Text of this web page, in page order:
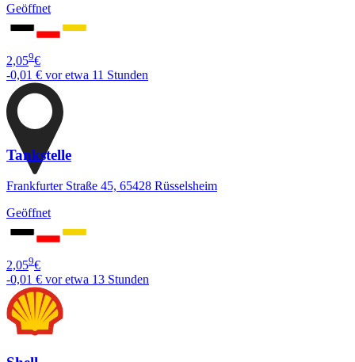
Geöffnet
2,059€
-0,01 € vor etwa 11 Stunden
Tankstelle
Frankfurter Straße 45, 65428 Rüsselsheim
Geöffnet
2,059€
-0,01 € vor etwa 13 Stunden